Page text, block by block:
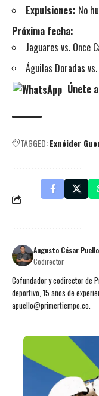
Expulsiones: No
Próxima fecha:
Jaguares vs. Once
Águilas Doradas
Únete
TAGGED:Exnéider
Augusto César
Codirector
Cofundador y codirector de
deportivo, 15 años de
apuello@primertiempo.co.